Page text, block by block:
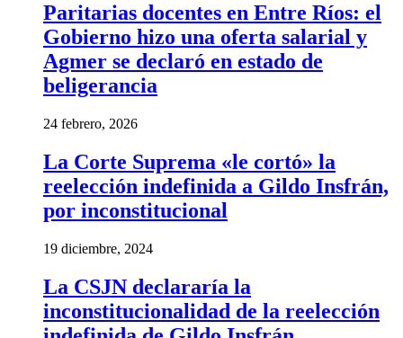
Paritarias docentes en Entre Ríos: el
Gobierno hizo una oferta salarial y
Agmer se declaró en estado de
beligerancia
24 febrero, 2026
La Corte Suprema «le cortó» la
reelección indefinida a Gildo Insfrán,
por inconstitucional
19 diciembre, 2024
La CSJN declararía la
inconstitucionalidad de la reelección